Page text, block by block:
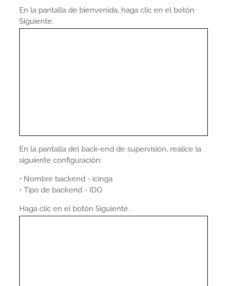
En la pantalla de bienvenida, haga clic en el botón
Siguiente.
En la pantalla del back-end de supervisión, realice la
siguiente configuración:
• Nombre backend - icinga
• Tipo de backend - IDO
Haga clic en el botón Siguiente.